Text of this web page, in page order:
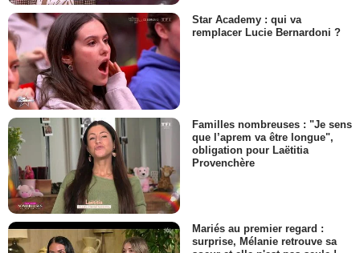
Star Academy : qui va
remplacer Lucie Bernardoni ?
Familles nombreuses : "Je sens
que l’aprem va être longue",
obligation pour Laëtitia
Provenchère
Mariés au premier regard :
surprise, Mélanie retrouve sa